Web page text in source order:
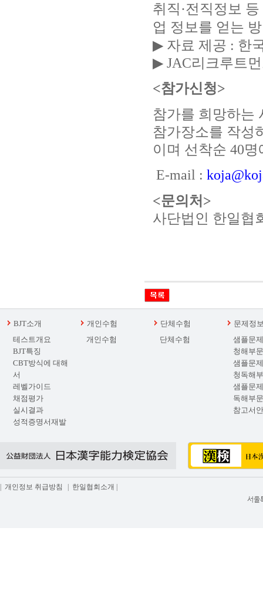
취직·전직정보 등
업 정보를 얻는
▶ 자료 제공 : 한
▶ JAC리크루트
<참가신청>
참가를 희망하는
참가장소를 작성
이며 선착순 40명
E-mail :
<문의처 >
사단법인 한일협
BJT소개
테스트개요
BJT특징
CBT방식에 대해
서
레벨가이드
채점평가
실시결과
성적증명서재발
개인수험
개인수험
단체수험
단체수험
문제정
샘플문
청해부문
샘플문
청독해
샘플문
독해부문
참고서
개인정보 취급방침 한일협회소개
서울